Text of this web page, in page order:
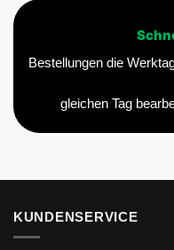
Bestellungen die
gleichen Tag
KUNDENSERVICE